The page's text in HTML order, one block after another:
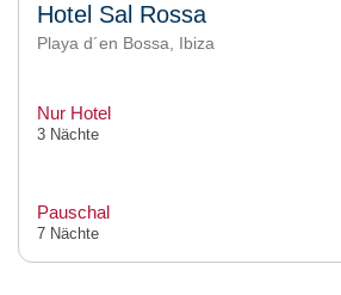
Hotel Sal Rossa
Playa d´en Bossa, Ibiza
Nur Hotel
3 Nächte
Pauschal
7 Nächte